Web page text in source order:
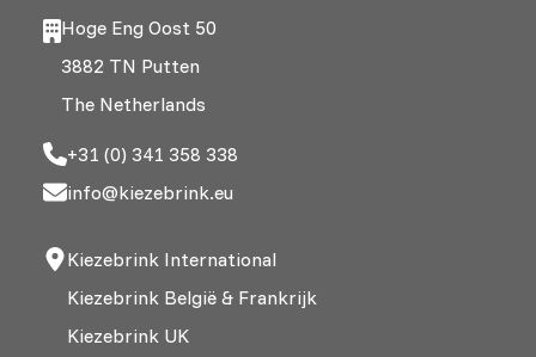
Hoge Eng Oost 50
3882 TN Putten
The Netherlands
+31 (0) 341 358 338
info@kiezebrink.eu
Kiezebrink International
Kiezebrink België & Frankrijk
Kiezebrink UK